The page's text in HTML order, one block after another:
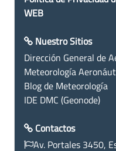
WEB
Nuestro Sitios
Dirección General de
Meteorología
Blog de Meteorología
IDE DMC (Geonode)
Contactos
Av. Portales 3450,